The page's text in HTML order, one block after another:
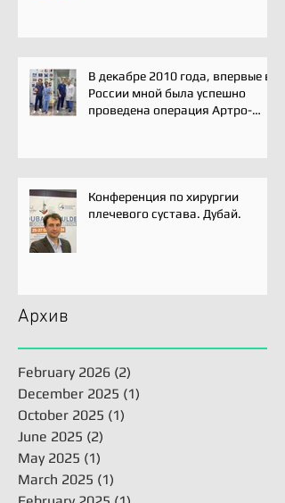
В декабре 2010 года, впервые в
России мной была успешно
проведена операция Артро-
Конференция по хирургии
плечевого сустава. Дубай.
Архив
February 2026 (2)
December 2025 (1)
October 2025 (1)
June 2025 (2)
May 2025 (1)
March 2025 (1)